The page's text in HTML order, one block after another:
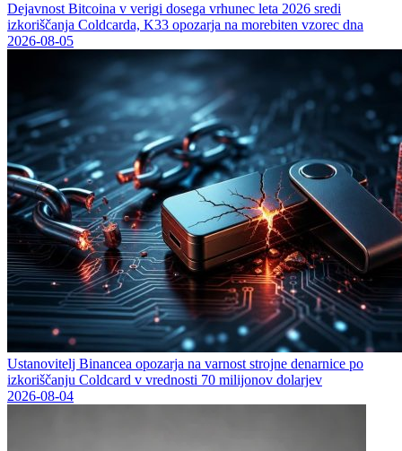
Dejavnost Bitcoina v verigi dosega vrhunec leta 2026 sredi
izkoriščanja Coldcarda, K33 opozarja na morebiten vzorec dna
2026-08-05
Ustanovitelj Binancea opozarja na varnost strojne denarnice po
izkoriščanju Coldcard v vrednosti 70 milijonov dolarjev
2026-08-04